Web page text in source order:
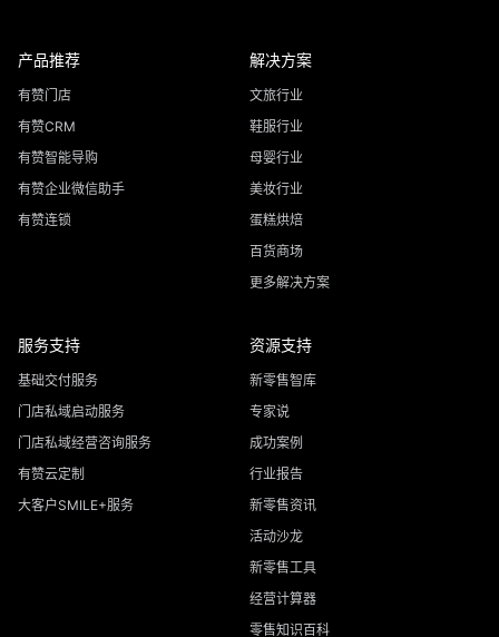
产品推荐
有赞门店
有赞CRM
有赞智能导购
有赞企业微信助手
有赞连锁
解决方案
文旅行业
鞋服行业
母婴行业
美妆行业
蛋糕烘焙
百货商场
更多解决方案
服务支持
基础交付服务
门店私域启动服务
门店私域经营咨询服务
有赞云定制
大客户SMILE+服务
资源支持
新零售智库
专家说
成功案例
行业报告
新零售资讯
活动沙龙
新零售工具
经营计算器
零售知识百科